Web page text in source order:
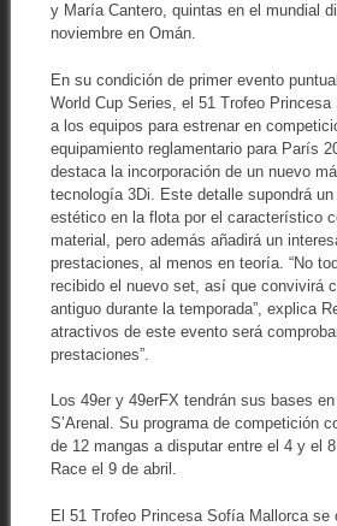
y María Cantero, quintas en el mundial
noviembre en Omán.
En su condición de primer evento
World Cup Series, el 51 Trofeo
a los equipos para estrenar en
equipamiento reglamentario para París
destaca la incorporación de un nuevo
tecnología 3Di. Este detalle supondrá
estético en la flota por el característico
material, pero además añadirá un
prestaciones, al menos en teoría. “No
recibido el nuevo set, así que convivirá
antiguo durante la temporada”, explica
atractivos de este evento será
prestaciones”.
Los 49er y 49erFX tendrán sus bases
S’Arenal. Su programa de competición
de 12 mangas a disputar entre el 4 y el
Race el 9 de abril.
El 51 Trofeo Princesa Sofía Mallorca se